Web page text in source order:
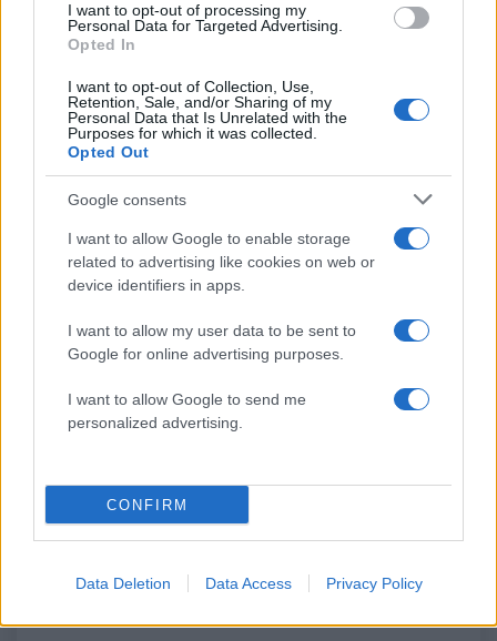
I want to opt-out of processing my
Personal Data for Targeted Advertising.
Opted In
I want to opt-out of Collection, Use,
Retention, Sale, and/or Sharing of my
Personal Data that Is Unrelated with the
Purposes for which it was collected.
Opted Out
Google consents
I want to allow Google to enable storage
related to advertising like cookies on web or
device identifiers in apps.
I want to allow my user data to be sent to
Google for online advertising purposes.
I want to allow Google to send me
personalized advertising.
CONFIRM
Data Deletion Data Access Privacy Policy
Σχόλια
Γερμενό μετά το
καταστροφικό πέρασμα
αυτοψία στα καμένα σπίτια
και λαούτου η έξοδος
σορού του Λάκη
Συντετριμμένη η
του έπεσε στο